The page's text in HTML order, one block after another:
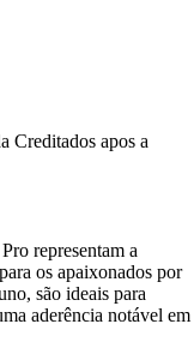
Creditados apos a
representam a
os apaixonados por
são ideais para
aderência notável em